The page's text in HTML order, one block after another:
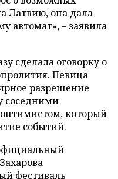
Латвию, она дала
автомат», – заявила
сделала оговорку о
Певица
разрешение
соседними
который
событий.
фестиваль